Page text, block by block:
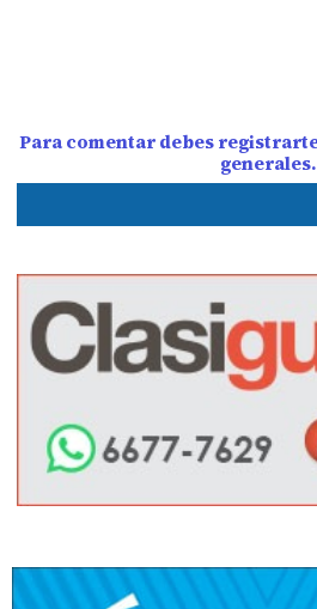
Para comentar debes
generales.